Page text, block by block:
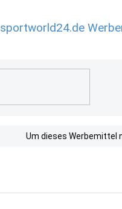
sportworld24.de
Um dieses Werbemittel